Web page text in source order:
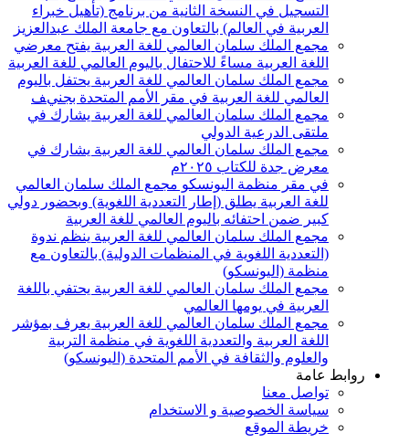
التسجيل في النسخة الثانية من برنامج (تأهيل خبراء
العربية في العالم) بالتعاون مع جامعة الملك عبدالعزيز
مجمع الملك سلمان العالمي للغة العربية يفتح معرضي
اللغة العربية مساءً للاحتفال باليوم العالمي للغة العربية
مجمع الملك سلمان العالمي للغة العربية يحتفل باليوم
العالمي للغة العربية في مقر الأمم المتحدة بجنيف
مجمع الملك سلمان العالمي للغة العربية يشارك في
ملتقى الدرعية الدولي
مجمع الملك سلمان العالمي للغة العربية يشارك في
معرض جدة للكتاب ٢٠٢٥م
في مقر منظمة اليونسكو مجمع الملك سلمان العالمي
للغة العربية يطلق (إطار التعددية اللغوية) وبحضور دولي
كبير ضمن احتفائه باليوم العالمي للغة العربية
مجمع الملك سلمان العالمي للغة العربية ينظم ندوة
(التعددية اللغوية في المنظمات الدولية) بالتعاون مع
منظمة (اليونسكو)
مجمع الملك سلمان العالمي للغة العربية يحتفي باللغة
العربية في يومها العالمي
مجمع الملك سلمان العالمي للغة العربية يعرف بمؤشر
اللغة العربية والتعددية اللغوية في منظمة التربية
والعلوم والثقافة في الأمم المتحدة (اليونسكو)
روابط عامة
تواصل معنا
سياسة الخصوصية و الاستخدام
خريطة الموقع